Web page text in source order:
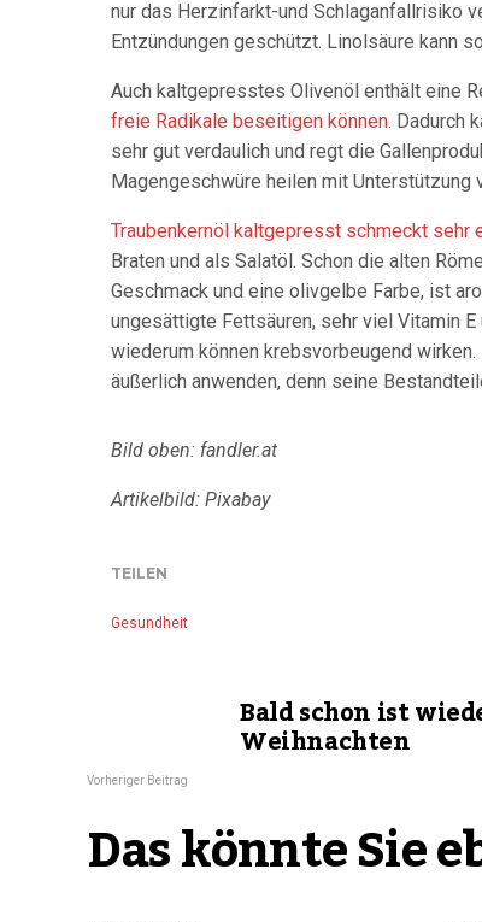
nur das Herzinfarkt-und Schlaganfallrisiko
Entzündungen geschützt. Linolsäure kann
Auch kaltgepresstes Olivenöl enthält eine
freie Radikale beseitigen können. Dadurch
sehr gut verdaulich und regt die
Magengeschwüre heilen mit Unterstützung
Traubenkernöl kaltgepresst schmeckt sehr
Braten und als Salatöl. Schon die alten
Geschmack und eine olivgelbe Farbe, ist
ungesättigte Fettsäuren, sehr viel Vitamin
wiederum können krebsvorbeugend
äußerlich anwenden, denn seine
Bild oben: fandler.at
Artikelbild: Pixabay
TEILEN
Gesundheit
Bald schon ist
Weihnachten
Vorheriger Beitrag
Das könnte Sie